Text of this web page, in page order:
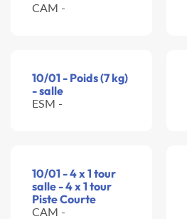
CAM -
10/01 - Poids (7 kg)
- salle
ESM -
10/01 - 4 x 1 tour
salle - 4 x 1 tour
Piste Courte
CAM -